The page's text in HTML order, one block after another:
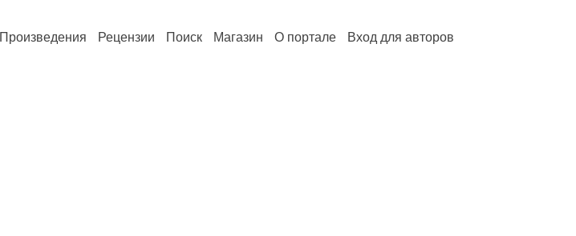
Произведения Рецензии Поиск Магазин О портале Вход для авторов